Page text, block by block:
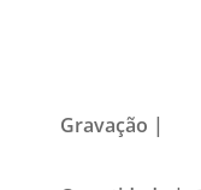
Gravação |